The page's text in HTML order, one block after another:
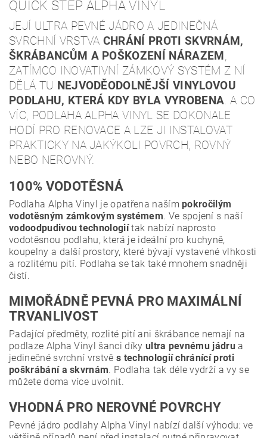
QUICK STEP ALPHA VINYL
JEJÍ ULTRA PEVNÉ JÁDRO A JEDINEČNÁ
SVRCHNÍ VRSTVA CHRÁNÍ PROTI SKVRNÁM,
ŠKRÁBANCŮM A POŠKOZENÍ NÁRAZEM ,
ZATÍMCO INOVATIVNÍ ZÁMKOVÝ SYSTÉM Z NÍ
DĚLÁ TU NEJVODĚODOLNĚJŠÍ VINYLOVOU
PODLAHU, KTERÁ KDY BYLA VYROBENA. A CO
VÍC, PODLAHA ALPHA VINYL SE DOKONALE
HODÍ PRO RENOVACE A LZE JI INSTALOVAT
PRAKTICKY NA JAKÝKOLI POVRCH, ROVNÝ
NEBO NEROVNÝ.
100% VODOTĚSNÁ
Podlaha Alpha Vinyl je opatřena našímpokročilým
vodotěsným zámkovým systémem. Ve spojení s naší
vodoodpudivou technologiítak nabízí naprosto
vodotěsnou podlahu, která je ideální pro kuchyně,
koupelny a další prostory, které bývají vystavené vlhkosti
a rozlitému pití. Podlaha se tak také mnohem snadněji
čistí.
MIMOŘÁDNĚ PEVNÁ PRO MAXIMÁLNÍ
TRVANLIVOST
Padající předměty, rozlité pití ani škrábance nemají na
podlaze Alpha Vinyl šanci díky ultra pevnému jádru a
jedinečné svrchní vrstvěs technologií chránící proti
poškrábání a skvrnám. Podlaha tak déle vydrží a vy se
můžete doma více uvolnit.
VHODNÁ PRO NEROVNÉ POVRCHY
Pevné jádro podlahy Alpha Vinyl nabízí další výhodu: ve